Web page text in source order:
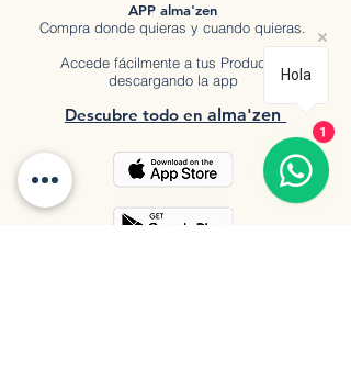
APP alma'zen
Compra donde quieras y cuando quieras.
Accede fácilmente a tus Productos
descargando la app
Descubre todo en a lma'zen
Hola
1